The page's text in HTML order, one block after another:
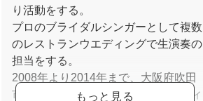
り活動をする。
プロのブライダルシンガーとして複数
のレストランウエディングで生演奏の
担当をする。
2008年より2014年まで、大阪府吹田
市内のレストランにてクリスマスディ